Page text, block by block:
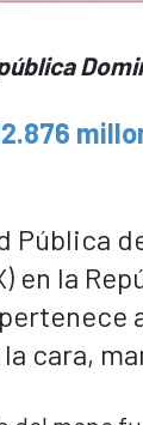
Pública
en la
cara,